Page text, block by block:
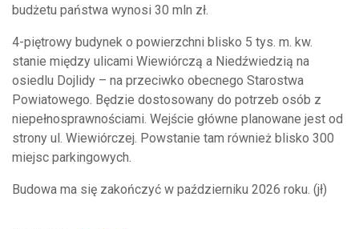
budżetu państwa wynosi 30 mln zł.
4-piętrowy budynek o powierzchni blisko 5 tys. m. kw.
stanie między ulicami Wiewiórczą a Niedźwiedzią na
osiedlu Dojlidy – na przeciwko obecnego Starostwa
Powiatowego. Będzie dostosowany do potrzeb osób z
niepełnosprawnościami. Wejście główne planowane jest od
strony ul. Wiewiórczej. Powstanie tam również blisko 300
miejsc parkingowych.
Budowa ma się zakończyć w październiku 2026 roku. (jł)